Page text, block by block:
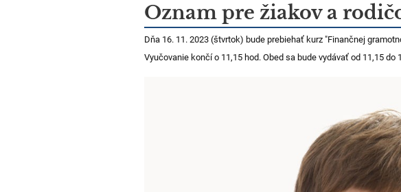
Oznam pre žiakov a
Dňa 16. 11. 2023 (štvrtok) bude prebiehať kurz "Finančnej
Vyučovanie končí o 11,15 hod. Obed sa bude vydávať od 11,15 do